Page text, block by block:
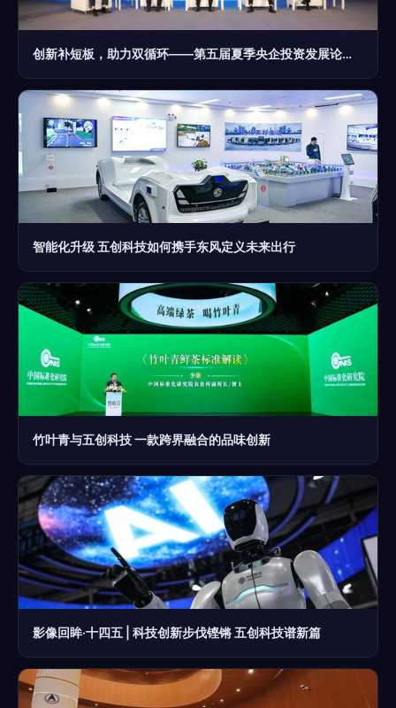
创新补短板，助力双循环——第五届夏季央企投资发展论坛聚焦科技创新提升核心竞争力
智能化升级 五创科技如何携手东风定义未来出行
竹叶青与五创科技 一款跨界融合的品味创新
影像回眸·十四五 | 科技创新步伐铿锵 五创科技谱新篇